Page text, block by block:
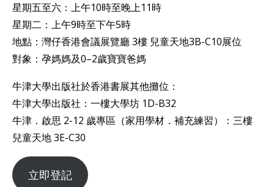
星期五至六：上午10時至晚上11時
星期二：上午9時至下午5時
地點：灣仔香港會議展覽廳 3樓 兒童天地3B-C10展位
對象：孕媽媽及0–2歲寶寶爸媽
牛津大學出版社於香港書展其他攤位：
牛津大學出版社：一樓大學坊 1D-B32
牛津．啟思 2-12 歲專區（家用學材．補充練習）：三樓
兒童天地 3E-C30
立即登記